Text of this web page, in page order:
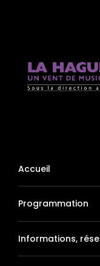
Accueil
Programmation
Informations,